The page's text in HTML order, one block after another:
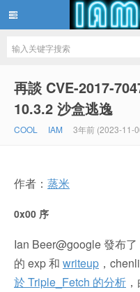
再談 CVE-2017-
10.3.2 沙盒逃逸
COOL IAM 3年前 (2023-11-
作者： 蒸米
0x00 序
Ian Beer@google 發布
的 exp 和 writeup ，
於 Triple_Fetch 的分析